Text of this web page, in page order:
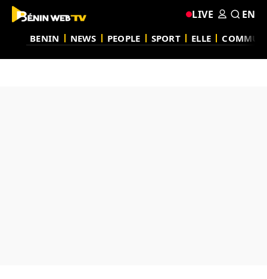
BENIN NEWS PEOPLE SPORT ELLE
LIVE EN